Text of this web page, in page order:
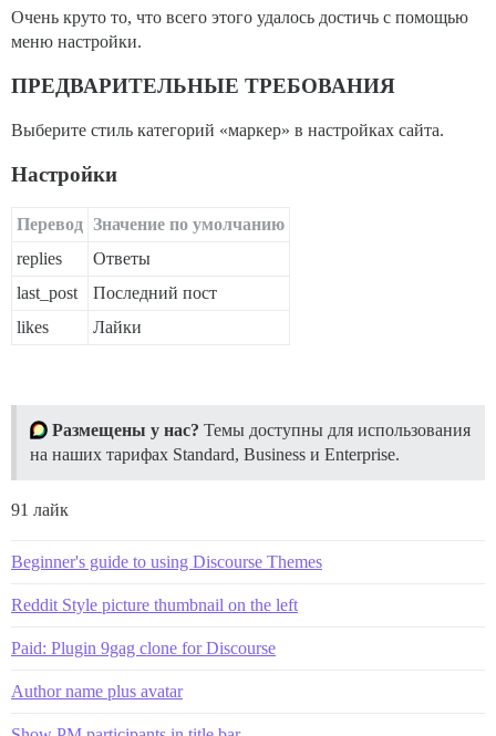
Очень круто то, что всего этого удалось достичь с помощью
меню настройки.
ПРЕДВАРИТЕЛЬНЫЕ ТРЕБОВАНИЯ
Выберите стиль категорий «маркер» в настройках сайта.
Настройки
Перевод Значение по умолчанию
replies
Ответы
last_post
Последний пост
likes
Лайки
Размещены у нас? Темы доступны для использования
на наших тарифах Standard, Business и Enterprise.
91 лайк
Beginner's guide to using Discourse Themes
Reddit Style picture thumbnail on the left
Paid: Plugin 9gag clone for Discourse
Author name plus avatar